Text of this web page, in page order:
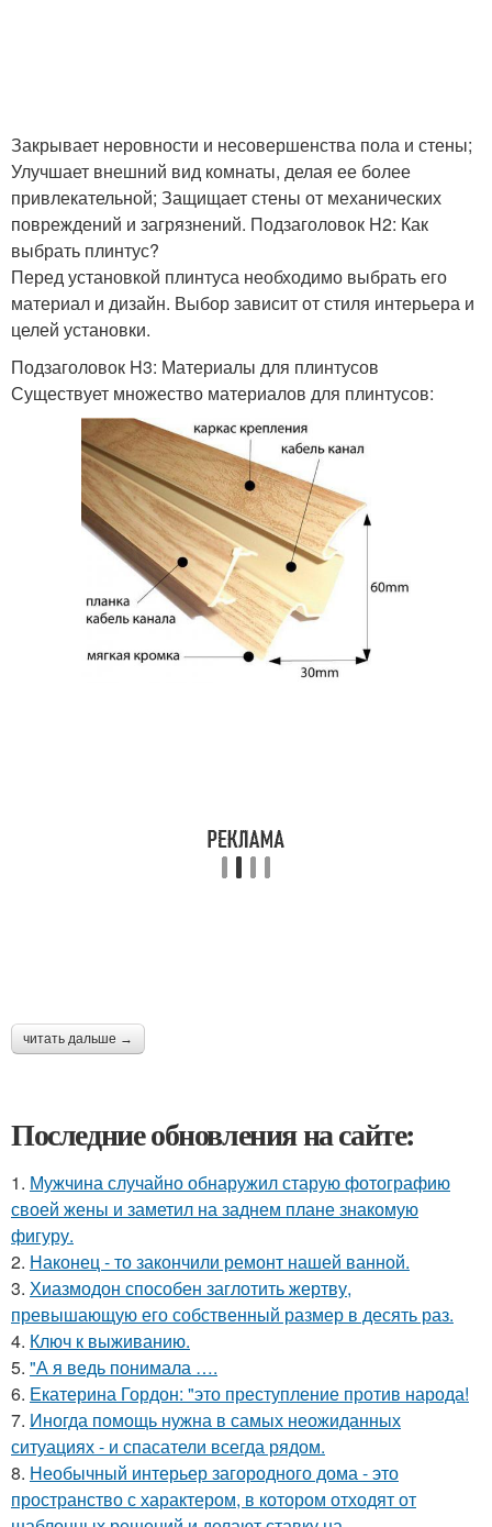
Закрывает неровности и несовершенства пола и стены;
Улучшает внешний вид комнаты, делая ее более
привлекательной; Защищает стены от механических
повреждений и загрязнений. Подзаголовок H2: Как
выбрать плинтус?
Перед установкой плинтуса необходимо выбрать его
материал и дизайн. Выбор зависит от стиля интерьера и
целей установки.
Подзаголовок H3: Материалы для плинтусов
Существует множество материалов для плинтусов:
читать дальше →
Последние обновления на сайте:
1. Мужчина случайно обнаружил старую фотографию
своей жены и заметил на заднем плане знакомую
фигуру.
2. Наконец - то закончили ремонт нашей ванной.
3. Хиазмодон способен заглотить жертву,
превышающую его собственный размер в десять раз.
4. Ключ к выживанию.
5. "А я ведь понимала ….
6. Екатерина Гордон: "это преступление против народа!
7. Иногда помощь нужна в самых неожиданных
ситуациях - и спасатели всегда рядом.
8. Необычный интерьер загородного дома - это
пространство с характером, в котором отходят от